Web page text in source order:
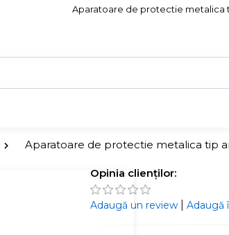
Aparatoare de protectie metalica
Aparatoare de protectie metalica tip
Opinia clienților:
Adaugă un review |Adaugă